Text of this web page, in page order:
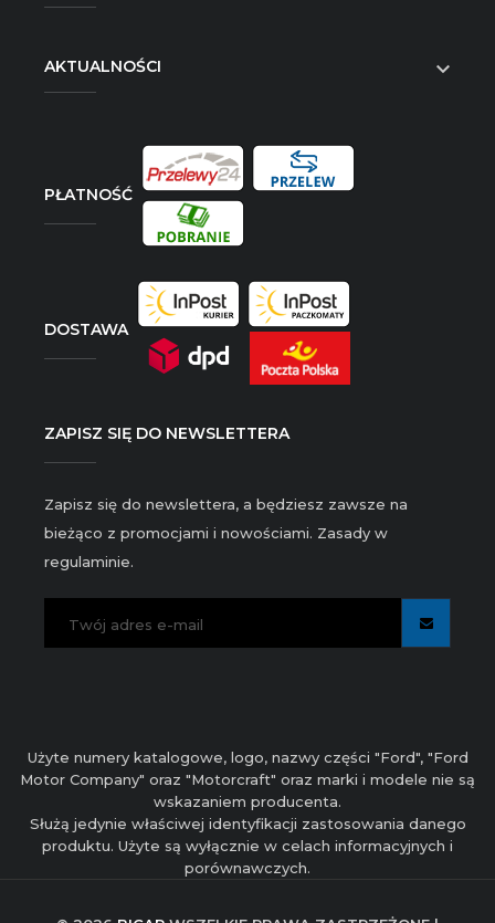
AKTUALNOŚCI 
PŁATNOŚĆ
DOSTAWA
ZAPISZ SIĘ DO NEWSLETTERA
Zapisz się do newslettera, a będziesz zawsze na
bieżąco z promocjami i nowościami. Zasady w
regulaminie.
Użyte numery katalogowe, logo, nazwy części "Ford", "Ford
Motor Company" oraz "Motorcraft" oraz marki i modele nie są
wskazaniem producenta.
Służą jedynie właściwej identyfikacji zastosowania danego
produktu. Użyte są wyłącznie w celach informacyjnych i
porównawczych.